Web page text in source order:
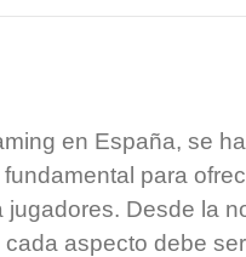
en España, se
para
Desde la
aspecto debe